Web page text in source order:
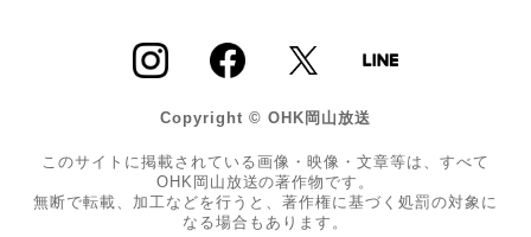
Copyright © OHK岡山放送
このサイトに掲載されている画像・映像・文章等は、すべて
OHK岡山放送の著作物です。
無断で転載、加工などを行うと、著作権に基づく処罰の対象に
なる場合もあります。